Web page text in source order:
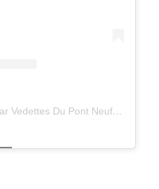
Une publication partagée par Vedettes Du Pont Neuf (@vedettesdupontneuf)